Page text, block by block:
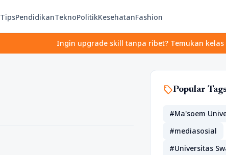
TipsPendidikanTeknoPolitikKesehatanFashion
Ingin upgrade skill tanpa ribet? Temukan kelas seru
sellPopular Tags
#Ma'soem
#mediasosial
#Universitas